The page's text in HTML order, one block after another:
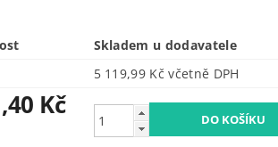
Skladem u dodavatele
5 119,99 Kč včetně DPH
Kč